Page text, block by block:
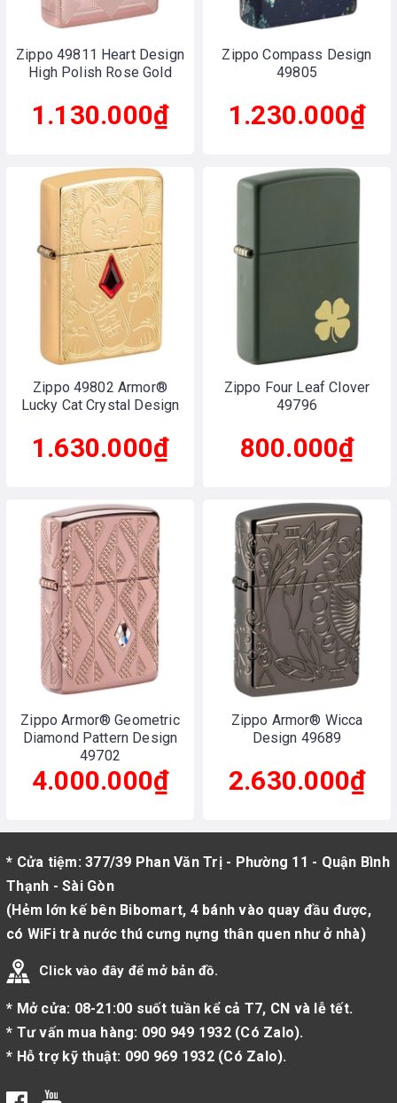
Zippo 49811 Heart Design
High Polish Rose Gold
1.130.000₫
Zippo Compass Design
49805
1.230.000₫
Zippo 49802 Armor®
Lucky Cat Crystal Design
1.630.000₫
Zippo Four Leaf Clover
49796
800.000₫
Zippo Armor® Geometric
Diamond Pattern Design
49702
4.000.000₫
Zippo Armor® Wicca
Design 49689
2.630.000₫
* Cửa tiệm: 377/39 Phan Văn Trị - Phường 11 - Quận Bình
Thạnh - Sài Gòn
(Hẻm lớn kế bên Bibomart, 4 bánh vào quay đầu được,
có WiFi trà nước thú cưng nựng thân quen như ở nhà)
Click vào đây để mở bản đồ.
* Mở cửa: 08-21:00 suốt tuần kể cả T7, CN và lễ tết.
* Tư vấn mua hàng: 090 949 1932(Có Zalo).
* Hỗ trợ kỹ thuật: 090 969 1932(Có Zalo).